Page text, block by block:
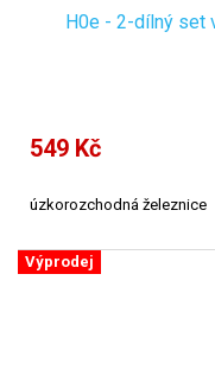
H0e - 2-dílný set
549 Kč
úzkorozchodná železnice
Výprodej